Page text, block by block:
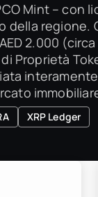
Mint – con
della regione.
2.000
Proprietà
XRP Ledger